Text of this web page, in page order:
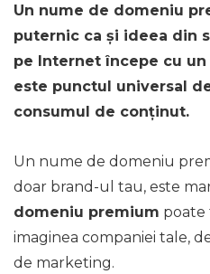
Un nume de domeniu
puternic ca și ideea din
pe Internet începe cu
este punctul universal
consumul de conținut.
Un nume de domeniu
doar brand-ul tau, este
domeniu premium poate
imaginea companiei tale,
de marketing.